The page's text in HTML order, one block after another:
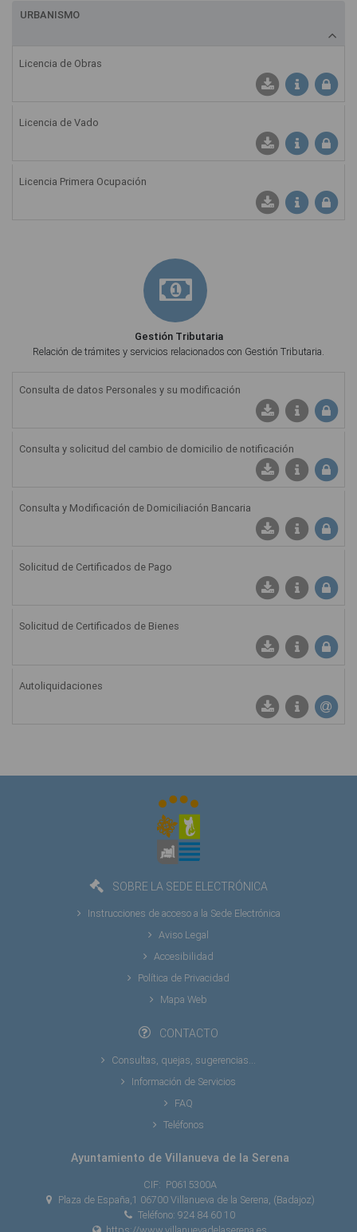
URBANISMO
Licencia de Obras
Ficha
Licencia de Vado
Ficha
Licencia Primera Ocupación
Ficha
Gestión Tributaria
Relación de trámites y servicios relacionados con Gestión Tributaria.
Consulta de datos Personales y su modificación
Consulta y solicitud del cambio de domicilio de notificación
Consulta y Modificación de Domiciliación Bancaria
Solicitud de Certificados de Pago
Solicitud de Certificados de Bienes
Autoliquidaciones
SOBRE LA SEDE ELECTRÓNICA
Instrucciones de acceso a la Sede Electrónica
Aviso Legal
Accesibilidad
Política de Privacidad
Mapa Web
CONTACTO
Consultas, quejas, sugerencias...
Información de Servicios
FAQ
Teléfonos
Ayuntamiento de Villanueva de la Serena
CIF: P0615300A
Plaza de España,1 06700 Villanueva de la Serena, (Badajoz)
Teléfono: 924 84 60 10